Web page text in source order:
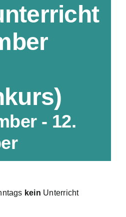
Führerschein
Klassen
Fahrschule
- 12.
kein Unterricht